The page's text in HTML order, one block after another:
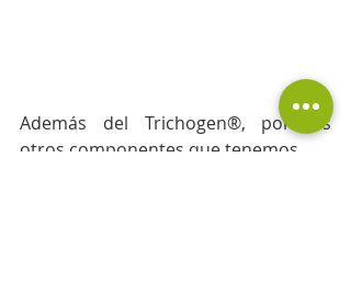
Además del Trichogen®, por los
otros componentes que tenemos,